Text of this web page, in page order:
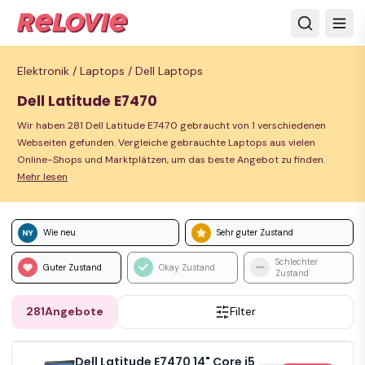
Elektronik / Laptops / Dell Laptops
Dell Latitude E7470
Wir haben 281 Dell Latitude E7470 gebraucht von 1 verschiedenen
Webseiten gefunden. Vergleiche gebrauchte Laptops aus vielen
Online-Shops und Marktplätzen, um das beste Angebot zu finden.
Mehr lesen
Wie neu Sehr guter Zustand
Guter Zustand Okay Zustand
Schlechter
Zustand
281Angebote Filter
Dell Latitude E7470 14" Core i5